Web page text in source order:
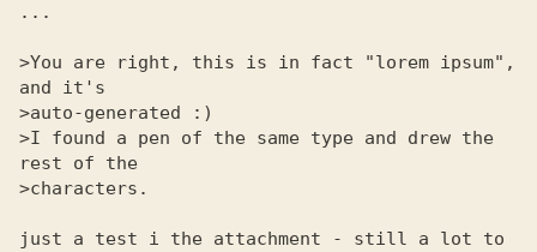
...
>You are right, this is in fact "lorem ipsum",
and it's
>auto-generated :)
>I found a pen of the same type and drew the
rest of the
>characters.
just a test i the attachment - still a lot to